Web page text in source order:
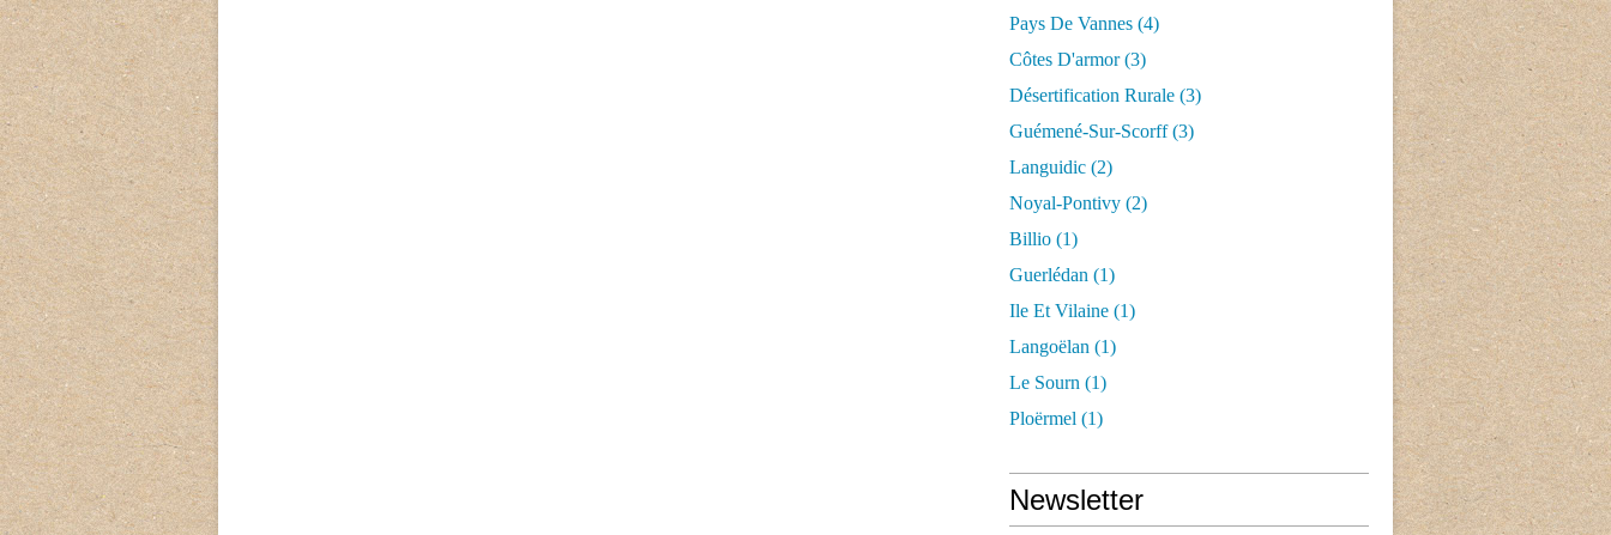
Pays De Vannes (4)
Côtes D'armor(3)
Désertification Rurale (3)
Guémené-Sur-Scorff(3)
Languidic (2)
Noyal-Pontivy (2)
Billio (1)
Guerlédan (1)
Ile Et Vilaine (1)
Langoëlan (1)
Le Sourn (1)
Ploërmel (1)
Newsletter